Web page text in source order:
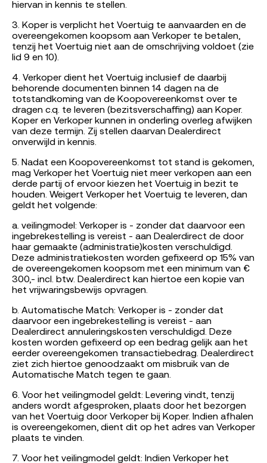
hiervan in kennis te stellen.
3. Koper is verplicht het Voertuig te aanvaarden en de
overeengekomen koopsom aan Verkoper te betalen,
tenzij het Voertuig niet aan de omschrijving voldoet (zie
lid 9 en 10).
4. Verkoper dient het Voertuig inclusief de daarbij
behorende documenten binnen 14 dagen na de
totstandkoming van de Koopovereenkomst over te
dragen c.q. te leveren (bezitsverschaffing) aan Koper.
Koper en Verkoper kunnen in onderling overleg afwijken
van deze termijn. Zij stellen daarvan Dealerdirect
onverwijld in kennis.
5. Nadat een Koopovereenkomst tot stand is gekomen,
mag Verkoper het Voertuig niet meer verkopen aan een
derde partij of ervoor kiezen het Voertuig in bezit te
houden. Weigert Verkoper het Voertuig te leveren, dan
geldt het volgende:
a. veilingmodel: Verkoper is - zonder dat daarvoor een
ingebrekestelling is vereist - aan Dealerdirect de door
haar gemaakte (administratie)kosten verschuldigd.
Deze administratiekosten worden gefixeerd op 15% van
de overeengekomen koopsom met een minimum van €
300,- incl. btw. Dealerdirect kan hiertoe een kopie van
het vrijwaringsbewijs opvragen.
b. Automatische Match: Verkoper is - zonder dat
daarvoor een ingebrekestelling is vereist - aan
Dealerdirect annuleringskosten verschuldigd. Deze
kosten worden gefixeerd op een bedrag gelijk aan het
eerder overeengekomen transactiebedrag. Dealerdirect
ziet zich hiertoe genoodzaakt om misbruik van de
Automatische Match tegen te gaan.
6. Voor het veilingmodel geldt: Levering vindt, tenzij
anders wordt afgesproken, plaats door het bezorgen
van het Voertuig door Verkoper bij Koper. Indien afhalen
is overeengekomen, dient dit op het adres van Verkoper
plaats te vinden.
7. Voor het veilingmodel geldt: Indien Verkoper het